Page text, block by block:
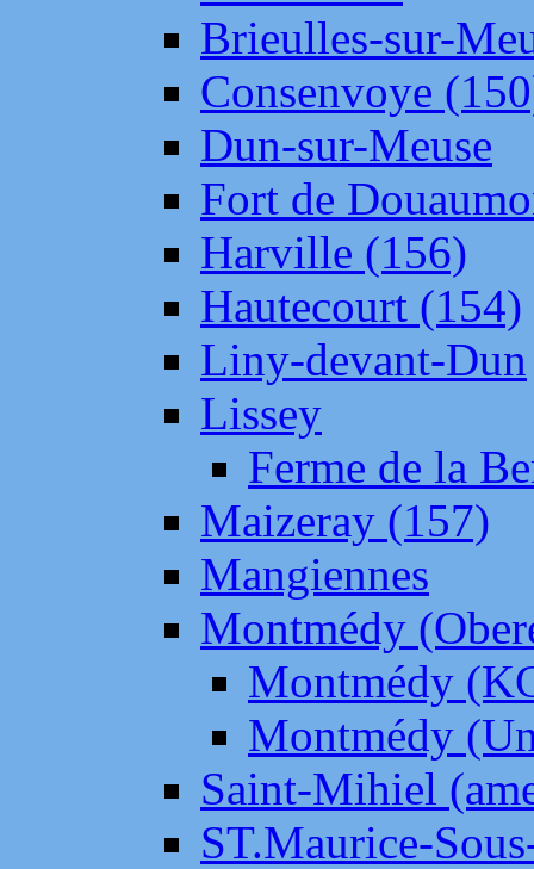
Brieulles-sur-
Consenvoye
Dun-sur-Meuse
Fort de
Harville (156)
Hautecourt (154)
Liny-devant-Dun
Lissey
Ferme de la
Maizeray (157)
Mangiennes
Montmédy
Montmédy
Montmédy
Saint-Mihiel
ST.Maurice-